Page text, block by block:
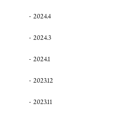
2024.4
2024.3
2024.1
2023.12
2023.11